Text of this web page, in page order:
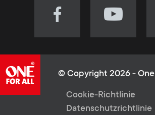
Visit
(opens
new
tab)
Visit
(opens
new
tab)
© Copyright 2026 -
L
Cookie-Richtlinie
Datenschutzrichtlinie